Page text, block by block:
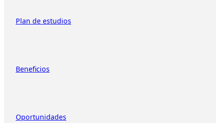
Plan de estudios
Beneficios
Oportunidades